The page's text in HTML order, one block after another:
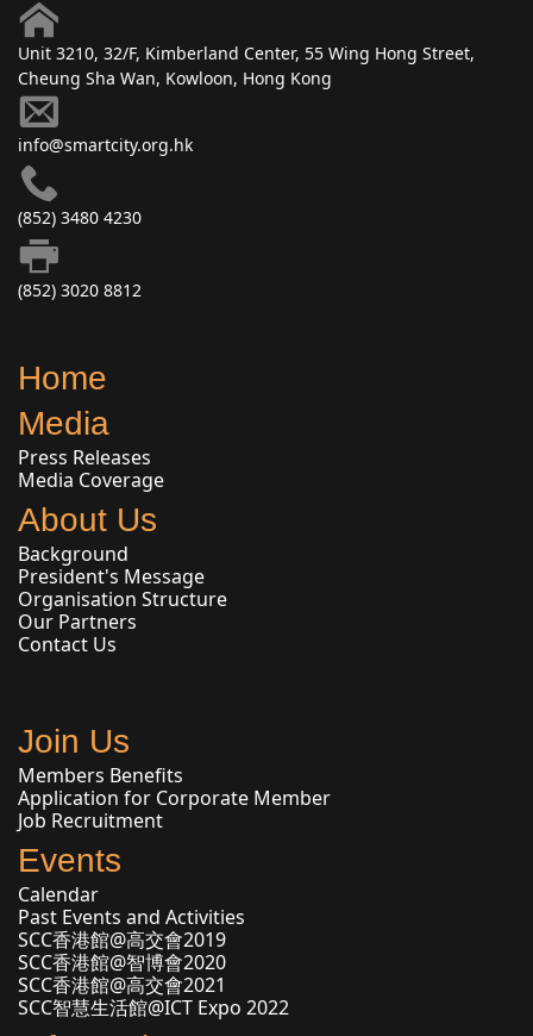
Unit 3210, 32/F, Kimberland Center, 55 Wing Hong Street,
Cheung Sha Wan, Kowloon, Hong Kong
info@smartcity.org.hk
(852) 3480 4230
(852) 3020 8812
Home
Media
Press Releases
Media Coverage
About Us
Background
President's Message
Organisation Structure
Our Partners
Contact Us
Join Us
Members Benefits
Application for Corporate Member
Job Recruitment
Events
Calendar
Past Events and Activities
SCC香港館@高交會2019
SCC香港館@智博會2020
SCC香港館@高交會2021
SCC智慧生活館@ICT Expo 2022